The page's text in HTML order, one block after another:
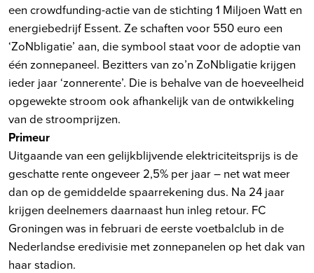
een crowdfunding-actie van de stichting 1 Miljoen Watt en
energiebedrijf Essent. Ze schaften voor 550 euro een
‘ZoNbligatie’ aan, die symbool staat voor de adoptie van
één zonnepaneel. Bezitters van zo’n ZoNbligatie krijgen
ieder jaar ‘zonnerente’. Die is behalve van de hoeveelheid
opgewekte stroom ook afhankelijk van de ontwikkeling
van de stroomprijzen.
Primeur
Uitgaande van een gelijkblijvende elektriciteitsprijs is de
geschatte rente ongeveer 2,5% per jaar – net wat meer
dan op de gemiddelde spaarrekening dus. Na 24 jaar
krijgen deelnemers daarnaast hun inleg retour. FC
Groningen was in februari de eerste voetbalclub in de
Nederlandse eredivisie met zonnepanelen op het dak van
haar stadion.